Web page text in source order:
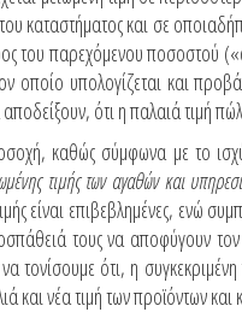
καταστήματος και σε
του παρεχόμενου
υπολογίζεται και
ότι η παλαιά τιμή
καθώς σύμφωνα με
τιμής των αγαθών και
είναι επιβεβλημένες, ενώ
τους να αποφύγουν
τονίσουμε ότι, η
νέα τιμή των προϊόντων και